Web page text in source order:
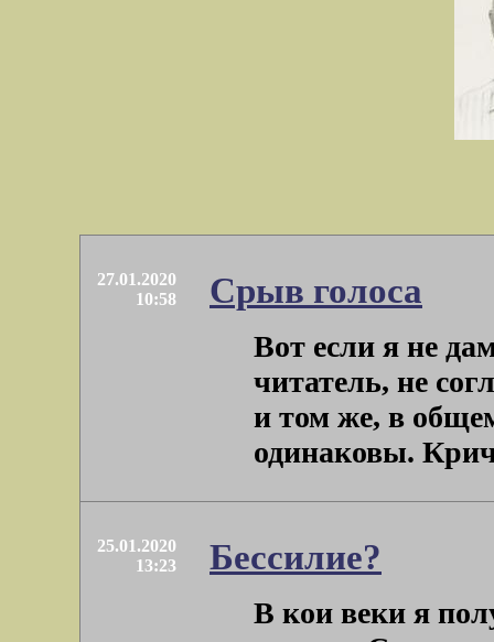
27.01.2020
10:58
Срыв голоса
Вот если я не
читатель, не
и том же, в
одинаковы.
25.01.2020
13:23
Бессилие?
В кои веки я